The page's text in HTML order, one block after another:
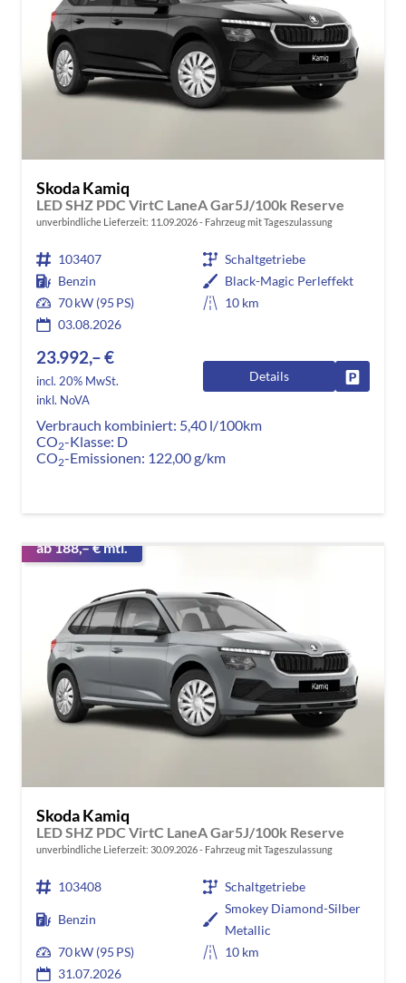
Skoda Kamiq
LED SHZ PDC VirtC LaneA Gar5J/100k Reserve
unverbindliche Lieferzeit: 11.09.2026 Fahrzeug mit Tageszulassung
103407
Schaltgetriebe
Benzin
Black-Magic Perleffekt
70 kW (95 PS)
10 km
03.08.2026
23.992,– €
incl. 20% MwSt.
inkl. NoVA
Details
Verbrauch kombiniert: 5,40 l/100km
CO2-Klasse: D
CO2-Emissionen: 122,00 g/km
ab 188,– € mtl.
Skoda Kamiq
LED SHZ PDC VirtC LaneA Gar5J/100k Reserve
unverbindliche Lieferzeit: 30.09.2026 Fahrzeug mit Tageszulassung
103408 Schaltgetriebe
Benzin
Smokey Diamond-Silber
Metallic
70 kW (95 PS)
10 km
31.07.2026